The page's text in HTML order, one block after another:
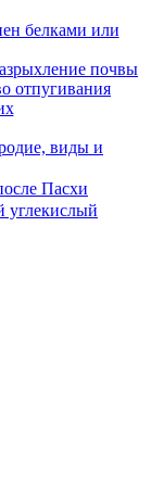
белками или
почвы
отпугивания
виды и
Пасхи
углекислый